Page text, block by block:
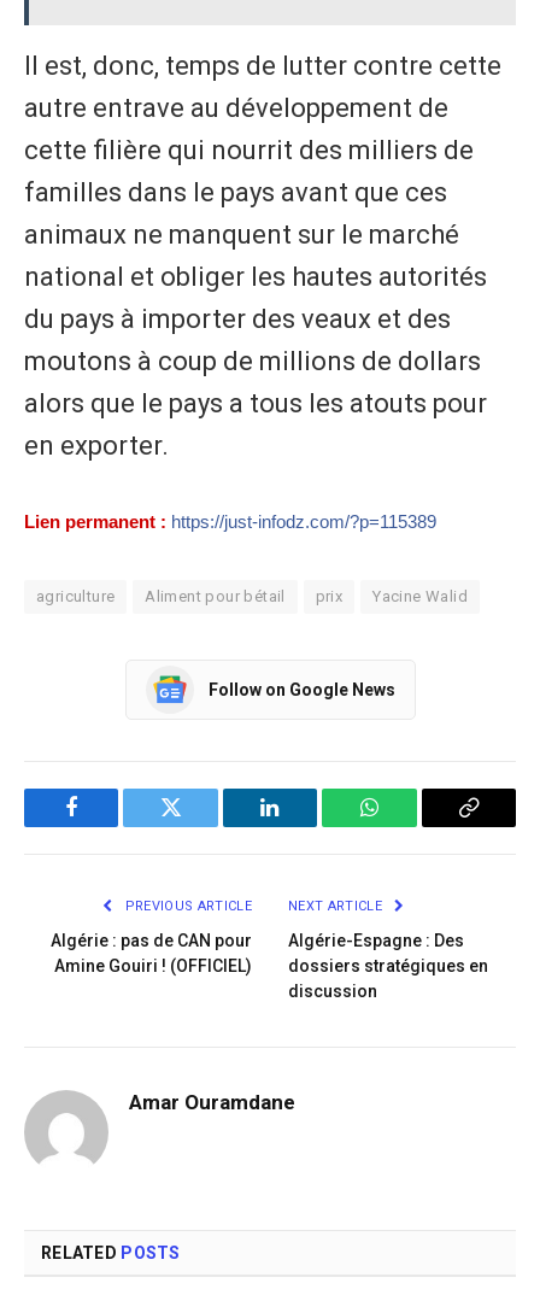
Il est, donc, temps de lutter contre cette
autre entrave au développement de
cette filière qui nourrit des milliers de
familles dans le pays avant que ces
animaux ne manquent sur le marché
national et obliger les hautes autorités
du pays à importer des veaux et des
moutons à coup de millions de dollars
alors que le pays a tous les atouts pour
en exporter.
Lien permanent : https://just-infodz.com/?p=115389
agriculture Aliment pour bétail prix Yacine Walid
Follow on Google News
Facebook Twitter LinkedIn WhatsApp Copy
PREVIOUS ARTICLE
Algérie : pas de CAN pour
Amine Gouiri ! (OFFICIEL)
NEXT ARTICLE
Algérie-Espagne : Des
dossiers stratégiques en
discussion
Amar Ouramdane
RELATED POSTS